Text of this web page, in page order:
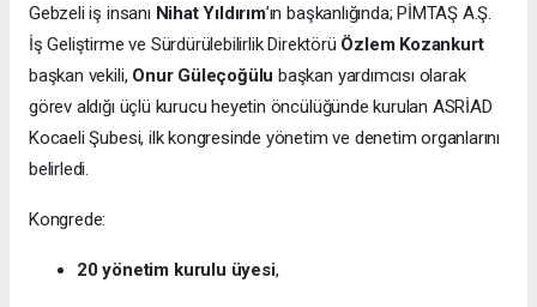
Gebzeli iş insanı Nihat Yıldırım’ın başkanlığında; PİMTAŞ A.Ş.
İş Geliştirme ve Sürdürülebilirlik Direktörü Özlem Kozankurt
başkan vekili, Onur Güleçoğülu başkan yardımcısı olarak
görev aldığı üçlü kurucu heyetin öncülüğünde kurulan ASRİAD
Kocaeli Şubesi, ilk kongresinde yönetim ve denetim organlarını
belirledi.
Kongrede:
20 yönetim kurulu üyesi,